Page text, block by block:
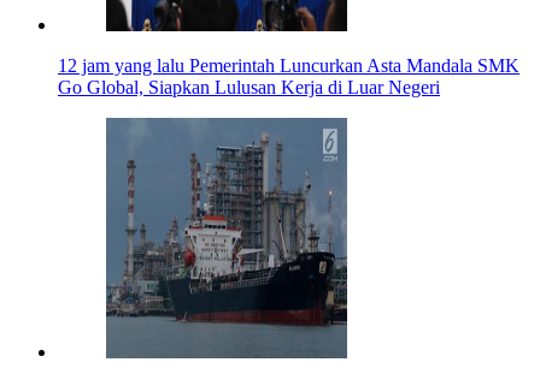
12 jam yang lalu Pemerintah Luncurkan Asta Mandala SMK
Go Global, Siapkan Lulusan Kerja di Luar Negeri